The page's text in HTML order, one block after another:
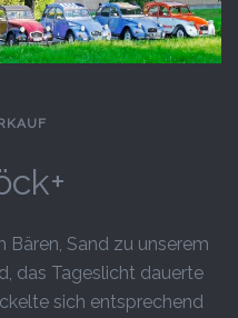
Sand zu unserem
das Tageslicht dauerte
sich entsprechend